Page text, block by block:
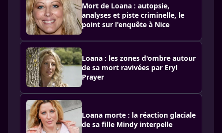
Mort de Loana : autopsie,
analyses et piste criminelle, le
point sur l'enquête à Nice
Loana : les zones d'ombre autour
de sa mort ravivées par Eryl
Prayer
Loana morte : la réaction glaciale
de sa fille Mindy interpelle